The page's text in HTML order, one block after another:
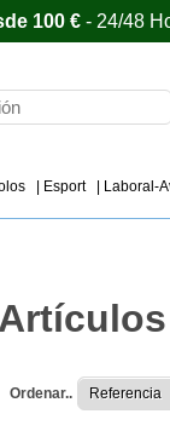
100 € - 24/48
| Esport | Laboral-
Ordenar..